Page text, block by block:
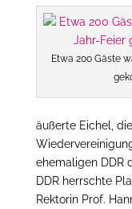
Etwa 200 Gäste
äußerte Eichel,
ehemaligen DDR
DDR herrschte
Rektorin Prof.